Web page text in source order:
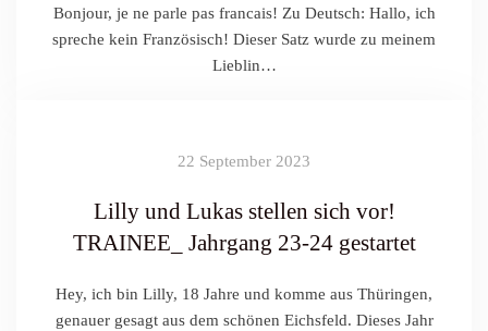
Bonjour, je ne parle pas francais! Zu Deutsch: Hallo, ich
spreche kein Französisch! Dieser Satz wurde zu meinem
Lieblin…
22 September 2023
Lilly und Lukas stellen sich vor!
TRAINEE_ Jahrgang 23-24 gestartet
Hey, ich bin Lilly, 18 Jahre und komme aus Thüringen,
genauer gesagt aus dem schönen Eichsfeld. Dieses Jahr